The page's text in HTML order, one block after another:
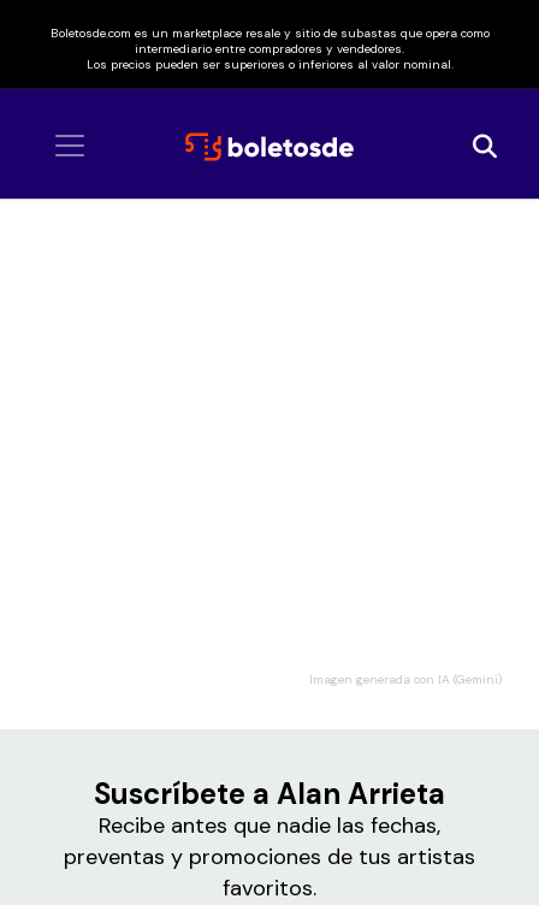
Boletosde.com es un marketplace resale y sitio de subastas que opera como
intermediario entre compradores y vendedores.
Los precios pueden ser superiores o inferiores al valor nominal.
Imagen generada con IA (Gemini)
Suscríbete a Alan Arrieta
Recibe antes que nadie las fechas,
preventas y promociones de tus artistas
favoritos.